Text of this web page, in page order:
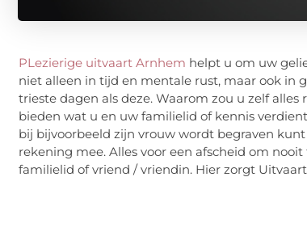
PLezierige uitvaart Arnhem helpt u om uw
niet alleen in tijd en mentale rust, maar ook in
trieste dagen als deze. Waarom zou u zelf
bieden wat u en uw familielid of kennis
bij bijvoorbeeld zijn vrouw wordt begraven
rekening mee. Alles voor een afscheid om
familielid of vriend / vriendin. Hier zorgt